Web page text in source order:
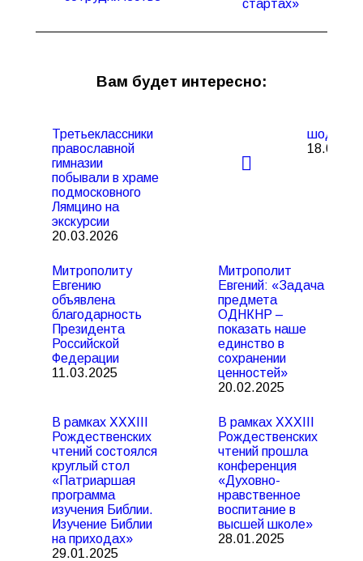
стартах»
Вам будет интересно:
Третьеклассники
православной
гимназии
побывали в храме
подмосковного
Лямцино на
экскурсии
20.03.2026
Митрополиту
Евгению
объявлена
благодарность
Президента
Российской
Федерации
11.03.2025
Митрополит
Евгений: «Задача
предмета
ОДНКНР –
показать наше
единство в
сохранении
ценностей»
20.02.2025
В рамках XXXIII
Рождественских
чтений состоялся
круглый стол
«Патриаршая
программа
изучения Библии.
Изучение Библии
на приходах»
29.01.2025
В рамках XXXIII
Рождественских
чтений прошла
конференция
«Духовно-
нравственное
воспитание в
высшей школе»
28.01.2025